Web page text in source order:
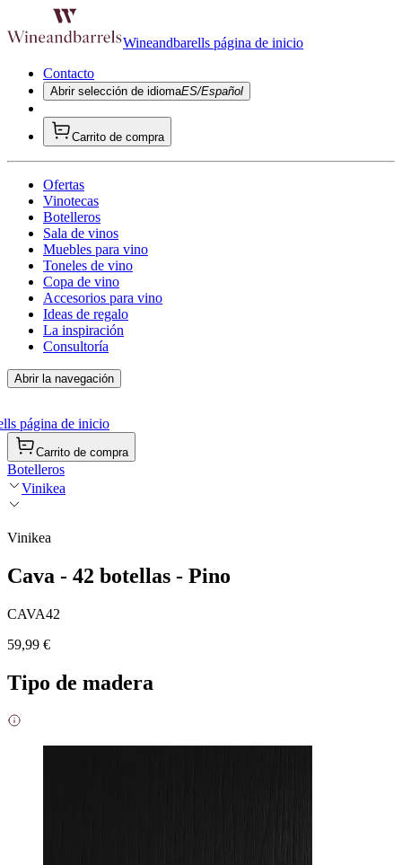
Wineandbarells página de inicio
Contacto
Abrir selección de idiomaES/Español
Carrito de compra
Ofertas
Vinotecas
Botelleros
Sala de vinos
Muebles para vino
Toneles de vino
Copa de vino
Accesorios para vino
Ideas de regalo
La inspiración
Consultoría
Abrir la navegación
página de inicio
Carrito de compra
Botelleros
Vinikea
Vinikea
Cava - 42 botellas - Pino
CAVA42
59,99 €
Tipo de madera